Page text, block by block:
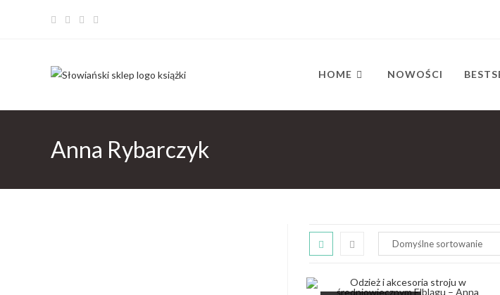
HOME NOWOŚCI
Anna Rybarczyk